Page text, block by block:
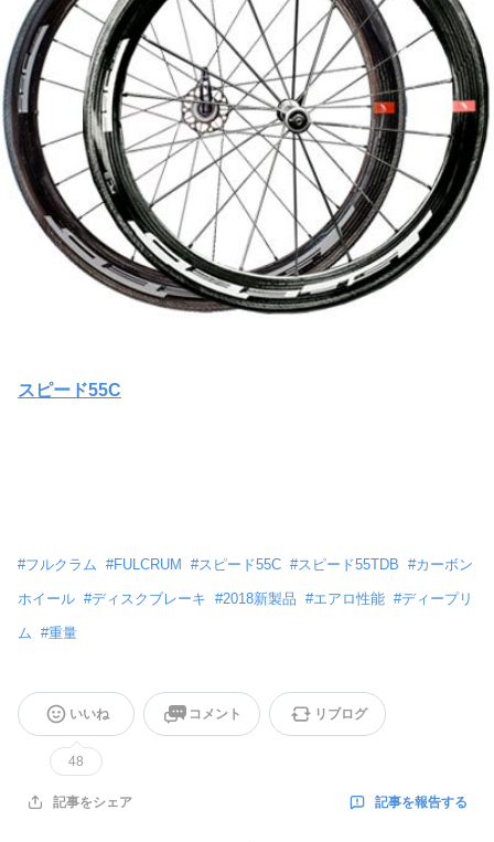
スピード55C
#フルクラム #FULCRUM #スピード55C #スピード55TDB #カーボン
ホイール #ディスクブレーキ #2018新製品 #エアロ性能 #ディープリ
ム #重量
いいね
48
コメント リブログ
記事をシェア 記事を報告する